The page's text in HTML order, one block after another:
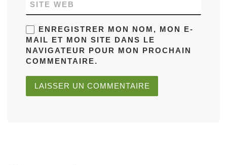
SITE WEB
ENREGISTRER MON NOM, MON E-
MAIL ET MON SITE DANS LE
NAVIGATEUR POUR MON PROCHAIN
COMMENTAIRE.